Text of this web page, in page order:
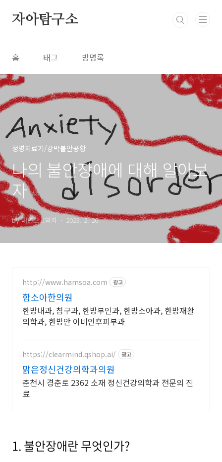
자아탐구소
홈 태그 방명록
정병치료기/강박불안공황
나의 불안장애에 대해 알아보
자
by 내면고고학자 2023. 2. 26.
http://www.hamsoa.com 광고
함소아한의원
한방내과, 침구과, 한방부인과, 한방소아과, 한방재활
의학과, 한방안 이비인후피부과
https://clearmind.qshop.ai/ 광고
맑은정신건강의학과의원
춘천시 경춘로 2362 소재 정신건강의학과 전문의 진
료
1. 불안장애란 무엇인가?